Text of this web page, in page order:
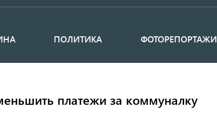
ПОЛИТИКА ФОТОРЕПОРТАЖИ
платежи за коммуналку